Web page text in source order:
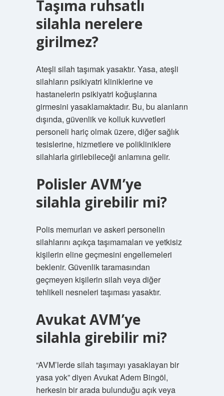
Taşıma ruhsatlı
silahla nerelere
girilmez?
Ateşli silah taşımak yasaktır. Yasa, ateşli
silahların psikiyatri kliniklerine ve
hastanelerin psikiyatri koğuşlarına
girmesini yasaklamaktadır. Bu, bu alanların
dışında, güvenlik ve kolluk kuvvetleri
personeli hariç olmak üzere, diğer sağlık
tesislerine, hizmetlere ve polikliniklere
silahlarla girilebileceği anlamına gelir.
Polisler AVM’ye
silahla girebilir mi?
Polis memurları ve askeri personelin
silahlarını açıkça taşımamaları ve yetkisiz
kişilerin eline geçmesini engellemeleri
beklenir. Güvenlik taramasından
geçmeyen kişilerin silah veya diğer
tehlikeli nesneleri taşıması yasaktır.
Avukat AVM’ye
silahla girebilir mi?
“AVM’lerde silah taşımayı yasaklayan bir
yasa yok” diyen Avukat Adem Bingöl,
herkesin bir arada bulunduğu açık veya